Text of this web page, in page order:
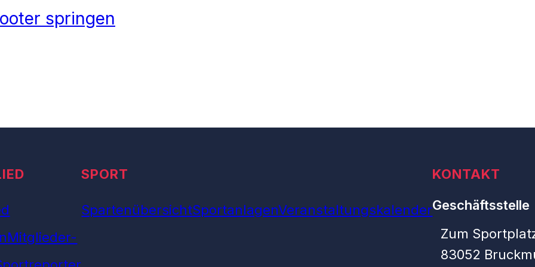
springen
Mitglieder-
SPORT
SpartenübersichtSportanlagenVeranstaltungskalender
KONTAKT
Geschäftsstelle
Zum
83052